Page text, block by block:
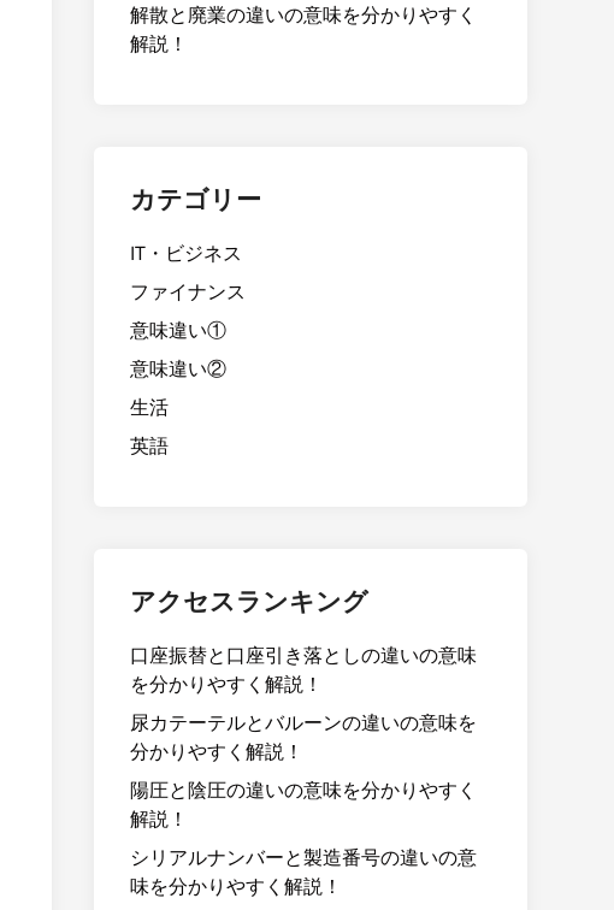
解散と廃業の違いの意味を分かりやすく
解説！
カテゴリー
IT・ビジネス
ファイナンス
意味違い①
意味違い②
生活
英語
アクセスランキング
口座振替と口座引き落としの違いの意味
を分かりやすく解説！
尿カテーテルとバルーンの違いの意味を
分かりやすく解説！
陽圧と陰圧の違いの意味を分かりやすく
解説！
シリアルナンバーと製造番号の違いの意
味を分かりやすく解説！